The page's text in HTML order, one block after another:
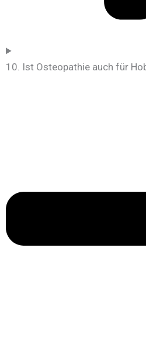
10. Ist Osteopathie auch für